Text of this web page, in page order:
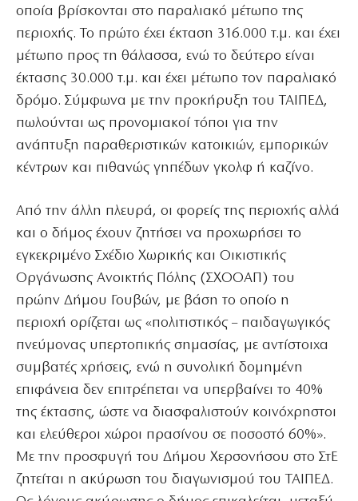
οποία βρίσκονται στο παραλιακό μέτωπο της
περιοχής. Το πρώτο έχει έκταση 316.000 τ.μ. και έχει
μέτωπο προς τη θάλασσα, ενώ το δεύτερο είναι
έκτασης 30.000 τ.μ. και έχει μέτωπο τον παραλιακό
δρόμο. Σύμφωνα με την προκήρυξη του ΤΑΙΠΕΔ,
πωλούνται ως προνομιακοί τόποι για την
ανάπτυξη παραθεριστικών κατοικιών, εμπορικών
κέντρων και πιθανώς γηπέδων γκολφ ή καζίνο.
Από την άλλη πλευρά, οι φορείς της περιοχής αλλά
και ο δήμος έχουν ζητήσει να προχωρήσει το
εγκεκριμένο Σχέδιο Χωρικής και Οικιστικής
Οργάνωσης Ανοικτής Πόλης (ΣΧΟΟΑΠ) του
πρώην Δήμου Γουβών, με βάση το οποίο η
περιοχή ορίζεται ως «πολιτιστικός – παιδαγωγικός
πνεύμονας υπερτοπικής σημασίας, με αντίστοιχα
συμβατές χρήσεις, ενώ η συνολική δομημένη
επιφάνεια δεν επιτρέπεται να υπερβαίνει το 40%
της έκτασης, ώστε να διασφαλιστούν κοινόχρηστοι
και ελεύθεροι χώροι πρασίνου σε ποσοστό 60%».
Με την προσφυγή του Δήμου Χερσονήσου στο ΣτΕ
ζητείται η ακύρωση του διαγωνισμού του ΤΑΙΠΕΔ.